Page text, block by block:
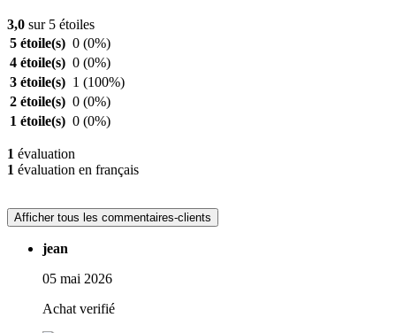
3,0 sur 5 étoiles
5 étoile(s) 0 (0%)
4 étoile(s) 0 (0%)
3 étoile(s) 1 (100%)
2 étoile(s) 0 (0%)
1 étoile(s) 0 (0%)
1 évaluation
1 évaluation en français
Afficher tous les commentaires-clients
jean
05 mai 2026
Achat verifié